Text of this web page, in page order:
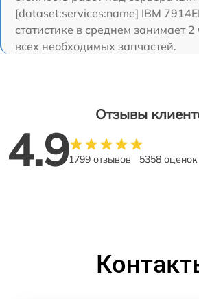
[dataset:services:name] IBM
статистике в среднем занимает
всех необходимых запчастей.
Отзывы
4.91799 отзывов 5358 оценок